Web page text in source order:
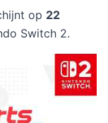
op 22
Switch 2.